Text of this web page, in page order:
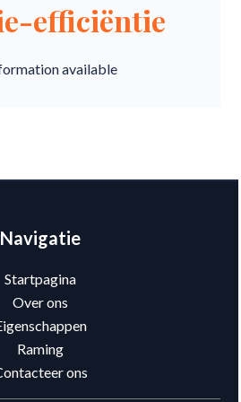
efficiëntie
available
Navigatie
Startpagina
Over ons
Raming
ons